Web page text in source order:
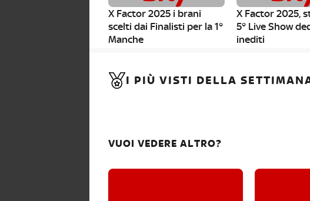
X Factor 2025 i brani
scelti dai Finalisti per la 1°
Manche
X Factor 2025,
5° Live Show
inediti
I PIÙ VISTI DELLA
VUOI VEDERE ALTRO?